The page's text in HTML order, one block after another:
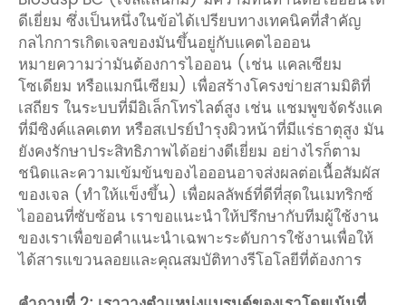
ดีเยี่ยม ซึ่งเป็นหนึ่งในข้อได้เปรียบทางเทคนิคที่สำคัญ
กลไกการเกิดเจลของมันขึ้นอยู่กับแคตไอออน
หมายความว่ามันต้องการไอออน (เช่น แคลเซียม
โซเดียม หรือแมกนีเซียม) เพื่อสร้างโครงข่ายสามมิติที่
เสถียร ในระบบที่มีอิเล็กโทรไลต์สูง เช่น แชมพูขจัดรังแค
ที่มีซิงค์แลคเตท หรือสเปรย์บำรุงผิวหน้าที่มีแร่ธาตุสูง มัน
ยังคงรักษาประสิทธิภาพได้อย่างดีเยี่ยม อย่างไรก็ตาม
ชนิดและความเข้มข้นของไอออนอาจส่งผลต่อเนื้อสัมผัส
ของเจล (ทำให้แข็งขึ้น) เพื่อผลลัพธ์ที่ดีที่สุดในเมทริกซ์
ไอออนที่ซับซ้อน เราขอแนะนำให้ปรึกษากับทีมผู้ใช้งาน
ของเราเพื่อขอคำแนะนำเฉพาะระดับการใช้งานเพื่อให้
ได้สารแขวนลอยและคุณสมบัติทางรีโอโลยีที่ต้องการ